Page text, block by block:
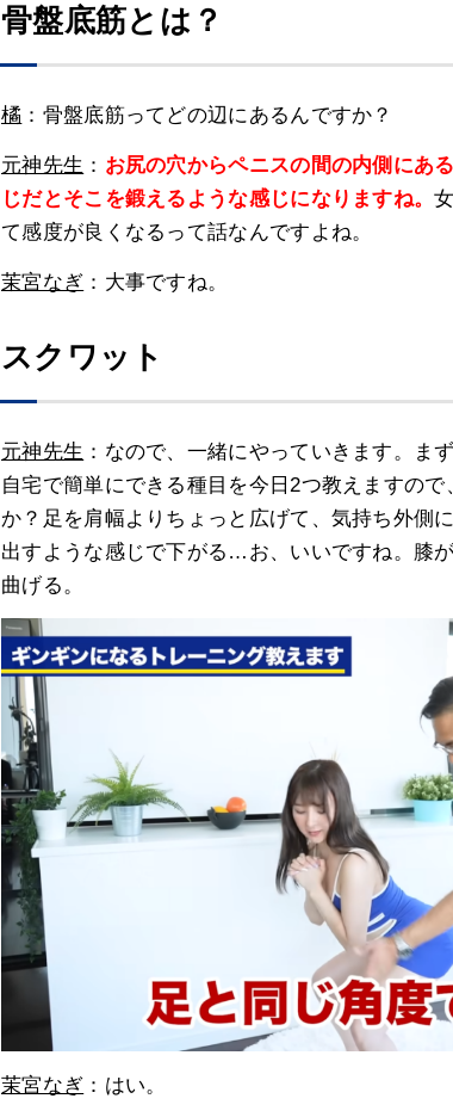
骨盤底筋とは？
橘 ：骨盤底筋ってどの辺にあるんですか？
元神先生 ： お尻の穴からペニスの間の内側にあ
じだとそこを鍛えるような感じになりますね。
て感度が良くなるって話なんですよね。
茉宮なぎ ：大事ですね。
スクワット
元神先生 ：なので、一緒にやっていきます。ま
自宅で簡単にできる種目を今日2つ教えますの
か？足を肩幅よりちょっと広げて、気持ち外側
出すような感じで下がる…お、いいですね。膝
曲げる。
茉宮なぎ ：はい。